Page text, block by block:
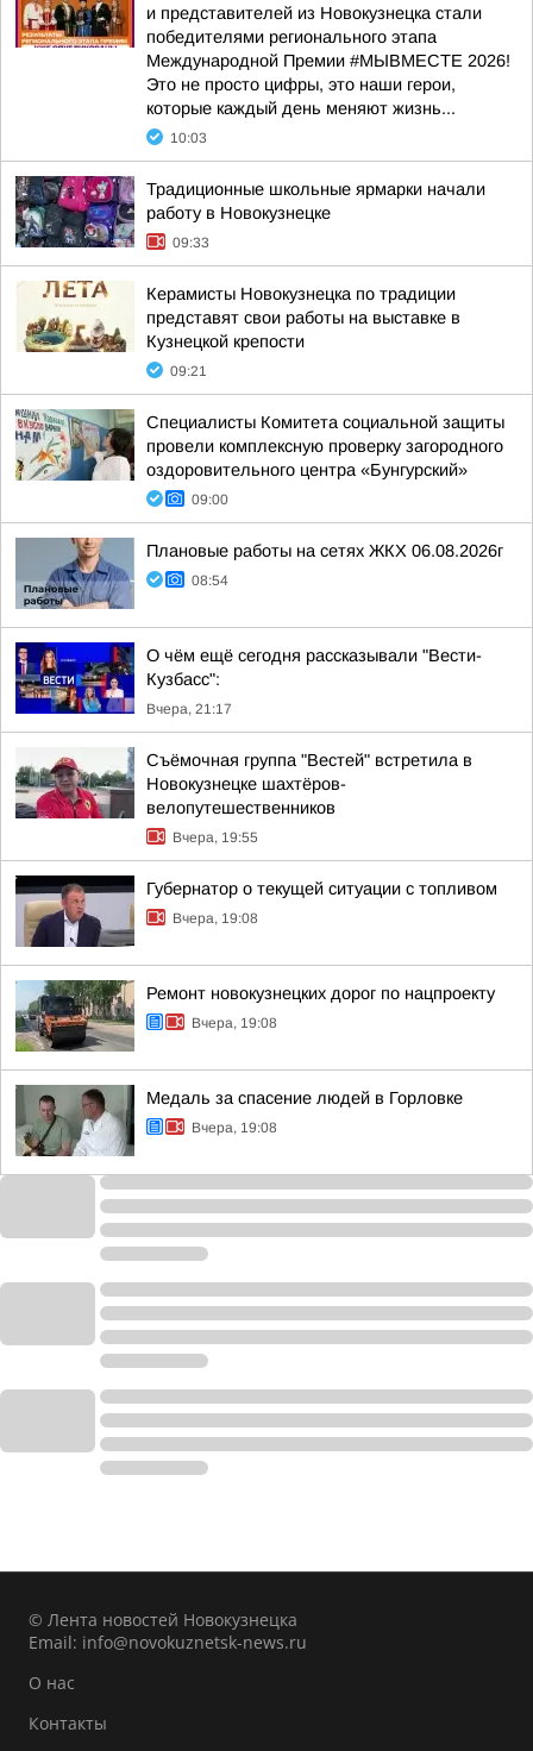
и представителей из Новокузнецка стали
победителями регионального этапа
Международной Премии #МЫВМЕСТЕ 2026!
Это не просто цифры, это наши герои,
которые каждый день меняют жизнь...
10:03
Традиционные школьные ярмарки начали
работу в Новокузнецке
09:33
Керамисты Новокузнецка по традиции
представят свои работы на выставке в
Кузнецкой крепости
09:21
Специалисты Комитета социальной защиты
провели комплексную проверку загородного
оздоровительного центра «Бунгурский»
09:00
Плановые работы на сетях ЖКХ 06.08.2026г
08:54
О чём ещё сегодня рассказывали "Вести-
Кузбасс":
Вчера, 21:17
Съёмочная группа "Вестей" встретила в
Новокузнецке шахтёров-
велопутешественников
Вчера, 19:55
Губернатор о текущей ситуации с топливом
Вчера, 19:08
Ремонт новокузнецких дорог по нацпроекту
Вчера, 19:08
Медаль за спасение людей в Горловке
Вчера, 19:08
© Лента новостей Новокузнецка
Email: info@novokuznetsk-news.ru
О нас
Контакты